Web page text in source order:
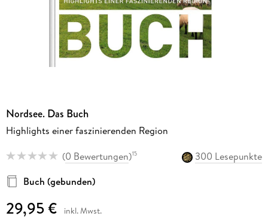
Nordsee. Das Buch
Highlights einer faszinierenden Region
(0 Bewertungen)15
300 Lesepunkte
Buch (gebunden)
29,95 € inkl. Mwst.